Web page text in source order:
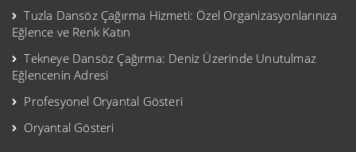
Tuzla Dansöz Çağırma Hizmeti: Özel Organizasyonlarınıza
Eğlence ve Renk Katın
Tekneye Dansöz Çağırma: Deniz Üzerinde Unutulmaz
Eğlencenin Adresi
Profesyonel Oryantal Gösteri
Oryantal Gösteri